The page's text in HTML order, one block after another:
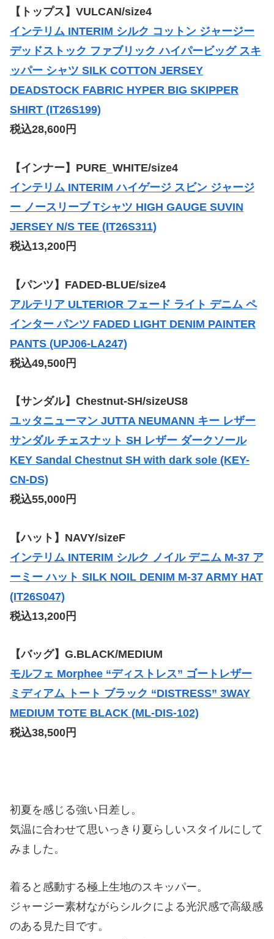
【トップス】VULCAN/size4
インテリム INTERIM シルク コットン ジャージー
デッドストック ファブリック ハイパービッグ スキ
ッパー シャツ SILK COTTON JERSEY
DEADSTOCK FABRIC HYPER BIG SKIPPER
SHIRT (IT26S199)
税込28,600円
【インナー】PURE_WHITE/size4
インテリム INTERIM ハイゲージ スビン ジャージ
ー ノースリーブ Tシャツ HIGH GAUGE SUVIN
JERSEY N/S TEE (IT26S311)
税込13,200円
【パンツ】FADED-BLUE/size4
アルテリア ULTERIOR フェード ライト デニム ペ
インター パンツ FADED LIGHT DENIM PAINTER
PANTS (UPJ06-LA247)
税込49,500円
【サンダル】Chestnut-SH/sizeUS8
ユッタニューマン JUTTA NEUMANN キー レザー
サンダル チェスナット SH レザー ダークソール
KEY Sandal Chestnut SH with dark sole (KEY-
CN-DS)
税込55,000円
【ハット】NAVY/sizeF
インテリム INTERIM シルク ノイル デニム M-37 ア
ーミー ハット SILK NOIL DENIM M-37 ARMY HAT
(IT26S047)
税込13,200円
【バッグ】G.BLACK/MEDIUM
モルフェ Morphee “ディストレス” ゴートレザー
ミディアム トート ブラック “DISTRESS” 3WAY
MEDIUM TOTE BLACK (ML-DIS-102)
税込38,500円
初夏を感じる強い日差し。
気温に合わせて思いっきり夏らしいスタイルにして
みました。
着ると感動する極上生地のスキッパー。
ジャージー素材ながらシルクによる光沢感で高級感
のある見た目です。